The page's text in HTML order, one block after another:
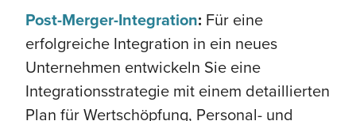
Post-Merger-Integration: Für eine
erfolgreiche Integration in ein neues
Unternehmen entwickeln Sie eine
Integrationsstrategie mit einem detaillierten
Plan für Wertschöpfung, Personal- und